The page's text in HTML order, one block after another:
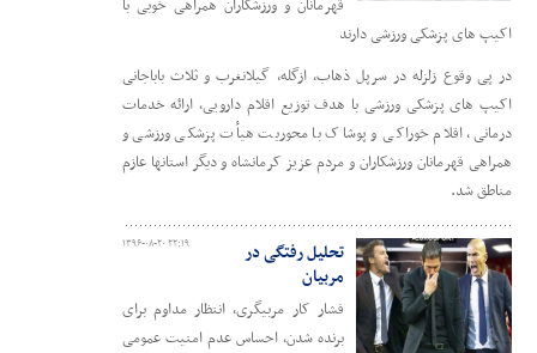
قهرمانان و ورزشکاران همراهی خوبی با
اکیپ های پزشکی ورزشی دارند
در پی وقوع زلزله در سرپل ذهاب، ازگله، گیلانغرب و ثلاث باباجانی
اکیپ های پزشکی ورزشی با هدف توزیع اقلام دارویی، ارائه خدمات
درمانی، اقلام خوراکی و پوشاک با محوریت هیأت پزشکی ورزشی و
همراهی قهرمانان ورزشکاران و مردم عزیز کرمانشاه و دیگر استانها عازم
مناطق شد.
۱۳۹۶-۰۸-۲۰ ۲۲:۱۹
تحلیل رفتگی در
مربیان
فشار کار مربیگری، انتظار مداوم برای
برنده شدن، احساس عدم امنیت عمومی